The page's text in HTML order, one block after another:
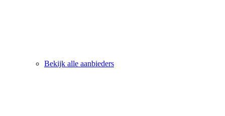
Bekijk alle aanbieders